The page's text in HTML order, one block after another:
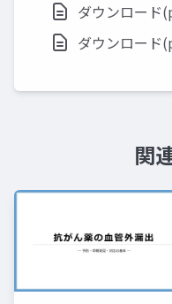
ダウンロード
ダウンロード
関